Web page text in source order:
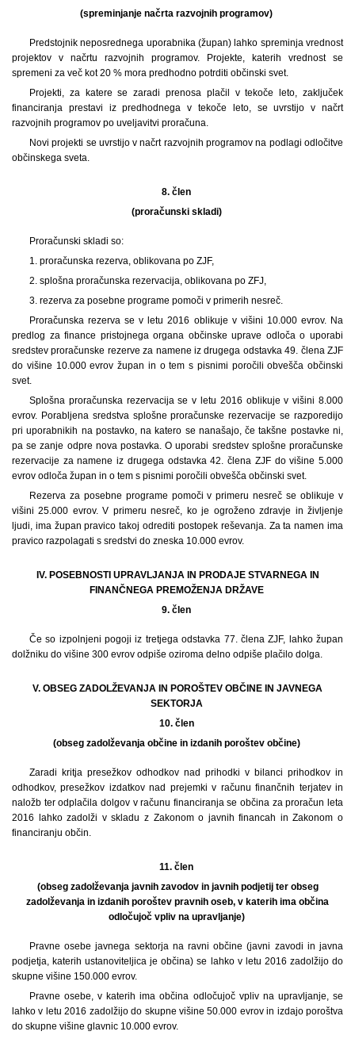
(spreminjanje načrta razvojnih programov)
Predstojnik neposrednega uporabnika (župan) lahko spreminja vrednost
projektov v načrtu razvojnih programov. Projekte, katerih vrednost se
spremeni za več kot 20 % mora predhodno potrditi občinski svet.
Projekti, za katere se zaradi prenosa plačil v tekoče leto, zaključek
financiranja prestavi iz predhodnega v tekoče leto, se uvrstijo v načrt
razvojnih programov po uveljavitvi proračuna.
Novi projekti se uvrstijo v načrt razvojnih programov na podlagi odločitve
občinskega sveta.
8. člen
(proračunski skladi)
Proračunski skladi so:
1. proračunska rezerva, oblikovana po ZJF,
2. splošna proračunska rezervacija, oblikovana po ZFJ,
3. rezerva za posebne programe pomoči v primerih nesreč.
Proračunska rezerva se v letu 2016 oblikuje v višini 10.000 evrov. Na
predlog za finance pristojnega organa občinske uprave odloča o uporabi
sredstev proračunske rezerve za namene iz drugega odstavka 49. člena ZJF
do višine 10.000 evrov župan in o tem s pisnimi poročili obvešča občinski
svet.
Splošna proračunska rezervacija se v letu 2016 oblikuje v višini 8.000
evrov. Porabljena sredstva splošne proračunske rezervacije se razporedijo
pri uporabnikih na postavko, na katero se nanašajo, če takšne postavke ni,
pa se zanje odpre nova postavka. O uporabi sredstev splošne proračunske
rezervacije za namene iz drugega odstavka 42. člena ZJF do višine 5.000
evrov odloča župan in o tem s pisnimi poročili obvešča občinski svet.
Rezerva za posebne programe pomoči v primeru nesreč se oblikuje v
višini 25.000 evrov. V primeru nesreč, ko je ogroženo zdravje in življenje
ljudi, ima župan pravico takoj odrediti postopek reševanja. Za ta namen ima
pravico razpolagati s sredstvi do zneska 10.000 evrov.
IV. POSEBNOSTI UPRAVLJANJA IN PRODAJE STVARNEGA IN
FINANČNEGA PREMOŽENJA DRŽAVE
9. člen
Če so izpolnjeni pogoji iz tretjega odstavka 77. člena ZJF, lahko župan
dolžniku do višine 300 evrov odpiše oziroma delno odpiše plačilo dolga.
V. OBSEG ZADOLŽEVANJA IN POROŠTEV OBČINE IN JAVNEGA
SEKTORJA
10. člen
(obseg zadolževanja občine in izdanih poroštev občine)
Zaradi kritja presežkov odhodkov nad prihodki v bilanci prihodkov in
odhodkov, presežkov izdatkov nad prejemki v računu finančnih terjatev in
naložb ter odplačila dolgov v računu financiranja se občina za proračun leta
2016 lahko zadolži v skladu z Zakonom o javnih financah in Zakonom o
financiranju občin.
11. člen
(obseg zadolževanja javnih zavodov in javnih podjetij ter obseg
zadolževanja in izdanih poroštev pravnih oseb, v katerih ima občina
odločujoč vpliv na upravljanje)
Pravne osebe javnega sektorja na ravni občine (javni zavodi in javna
podjetja, katerih ustanoviteljica je občina) se lahko v letu 2016 zadolžijo do
skupne višine 150.000 evrov.
Pravne osebe, v katerih ima občina odločujoč vpliv na upravljanje, se
lahko v letu 2016 zadolžijo do skupne višine 50.000 evrov in izdajo poroštva
do skupne višine glavnic 10.000 evrov.